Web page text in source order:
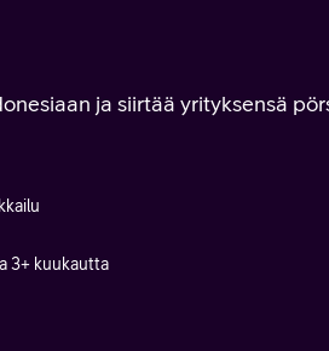
ja siirtää yrityksensä
3+ kuukautta